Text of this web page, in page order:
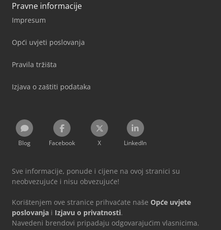
Pravne informacije
Impresum
Opći uvjeti poslovanja
Pravila tržišta
Izjava o zaštiti podataka
Blog Facebook X LinkedIn
Sve informacije, ponude i cijene na ovoj stranici su
neobvezujuće i nisu obvezujuće!
Korištenjem ove stranice prihvaćate naše Opće uvjete
poslovanja i Izjavu o privatnosti.
Navedeni brendovi pripadaju odgovarajućim vlasnicima.